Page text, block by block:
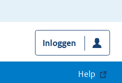
Inloggen
Help